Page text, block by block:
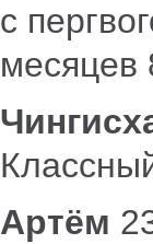
с
месяцев
Артём